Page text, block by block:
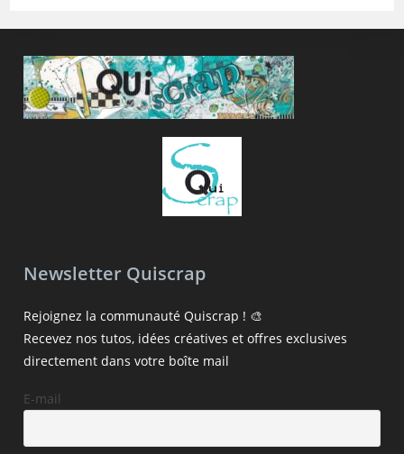
Newsletter Quiscrap
Rejoignez la communauté Quiscrap ! 🎨
Recevez nos tutos, idées créatives et offres exclusives
directement dans votre boîte mail
E-mail